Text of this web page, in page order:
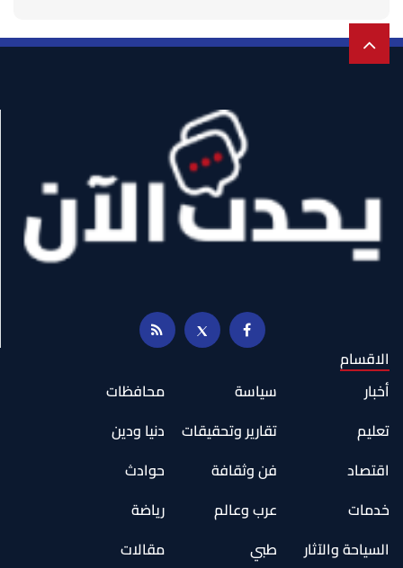
الاقسام
أخبار
سياسة
محافظات
تعليم
تقارير وتحقيقات
دنيا ودين
اقتصاد
فن وثقافة
حوادث
خدمات
عرب وعالم
رياضة
السياحة والآثار
طبي مقالات